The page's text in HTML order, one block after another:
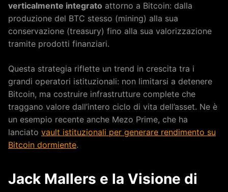
verticalmente integrato attorno a Bitcoin: dalla
produzione del BTC stesso (mining) alla sua
conservazione (treasury) fino alla sua valorizzazione
tramite prodotti finanziari.
Questa strategia riflette un trend in crescita tra i
grandi operatori istituzionali: non limitarsi a detenere
Bitcoin, ma costruire infrastrutture complete che
traggano valore dall’intero ciclo di vita dell’asset. Ne è
un esempio recente anche Mezo Prime, che ha
lanciato vault istituzionali per generare rendimento su
Bitcoin dormiente.
Jack Mallers e la Visione di